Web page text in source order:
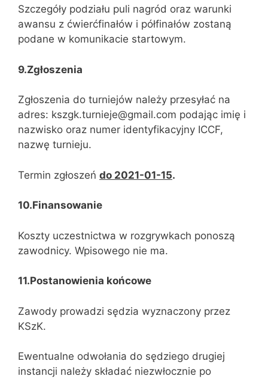
Szczegóły podziału puli nagród oraz warunki
awansu z ćwierćfinałów i półfinałów zostaną
podane w komunikacie startowym.
9.Zgłoszenia
Zgłoszenia do turniejów należy przesyłać na
adres: kszgk.turnieje@gmail.com podając imię i
nazwisko oraz numer identyfikacyjny ICCF,
nazwę turnieju.
Termin zgłoszeń do 2021-01-15.
10.Finansowanie
Koszty uczestnictwa w rozgrywkach ponoszą
zawodnicy. Wpisowego nie ma.
11.Postanowienia końcowe
Zawody prowadzi sędzia wyznaczony przez
KSzK.
Ewentualne odwołania do sędziego drugiej
instancji należy składać niezwłocznie po